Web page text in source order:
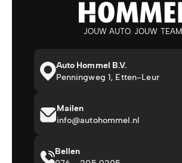
JOUW AUTO. JOUW TEAM.
Auto Hommel B.V.
Penningweg 1, Etten-Leur
Mailen
info@autohommel.nl
Bellen